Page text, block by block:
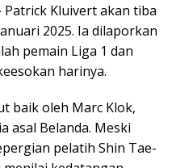
Patrick Kluivert akan tiba
2025. Ia dilaporkan
pemain Liga 1 dan
harinya.
baik oleh Marc Klok,
asal Belanda. Meski
pelatih Shin Tae-